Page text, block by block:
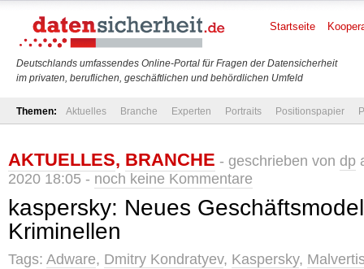
Deutschlands umfassendes Online-Portal für Fragen der Datensicherheit
im privaten, beruflichen, geschäftlichen und behördlichen Umfeld
Startseite
Themen: Aktuelles Branche Experten Portraits Positionspapier
AKTUELLES, BRANCHE - geschrieben von dp
2020 18:05 - noch keine Kommentare
kaspersky: Neues
Kriminellen
Tags: Adware, Dmitry Kondratyev, Kaspersky,